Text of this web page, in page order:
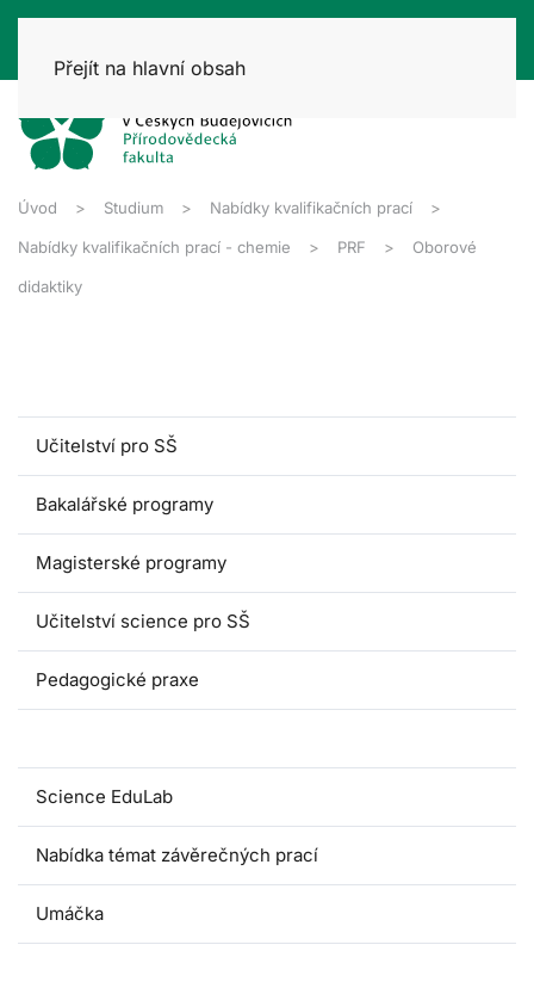
Přejít na hlavní obsah
Úvod Studium Nabídky kvalifikačních prací
Nabídky kvalifikačních prací - chemie PRF Oborové
didaktiky
Učitelství pro SŠ
Bakalářské programy
Magisterské programy
Učitelství science pro SŠ
Pedagogické praxe
Science EduLab
Nabídka témat závěrečných prací
Umáčka